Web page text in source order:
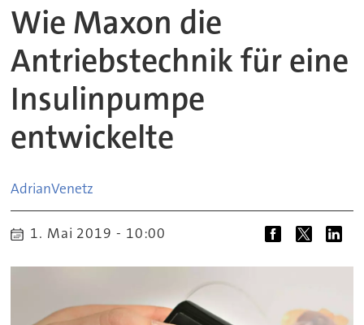
Wie Maxon die
Antriebstechnik für eine
Insulinpumpe
entwickelte
AdrianVenetz
1. Mai 2019 - 10:00